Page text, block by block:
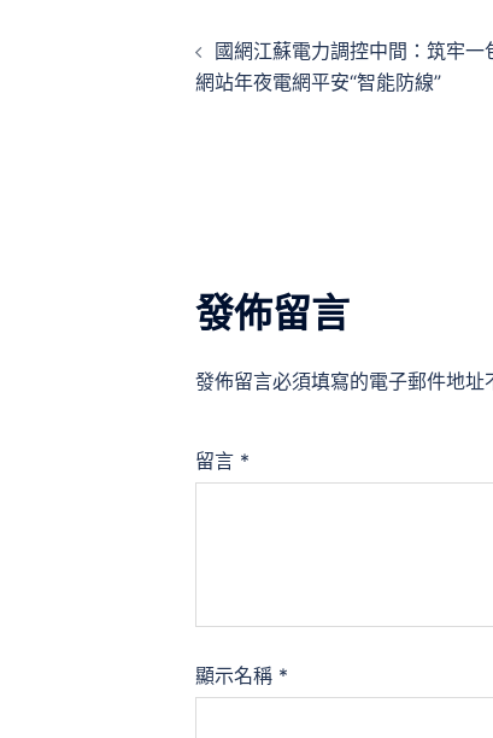
國網江蘇電力調控中間：筑牢一
網站年夜電網平安“智能防線”
發佈留言
發佈留言必須填寫的電子郵件地址
留言 *
顯示名稱 *